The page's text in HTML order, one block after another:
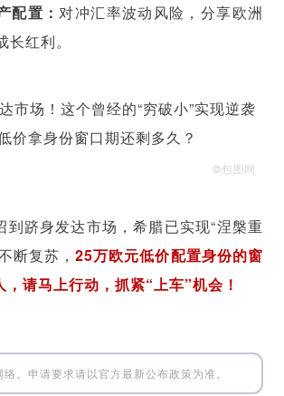
配置：对冲汇率波动风险，分享欧洲
红利。
©包图网
到跻身发达市场，希腊已实现“涅槃重
断复苏，25万欧元低价配置身份的窗
请马上行动，抓紧“上车”机会！
。申请要求请以官方最新公布政策为准。